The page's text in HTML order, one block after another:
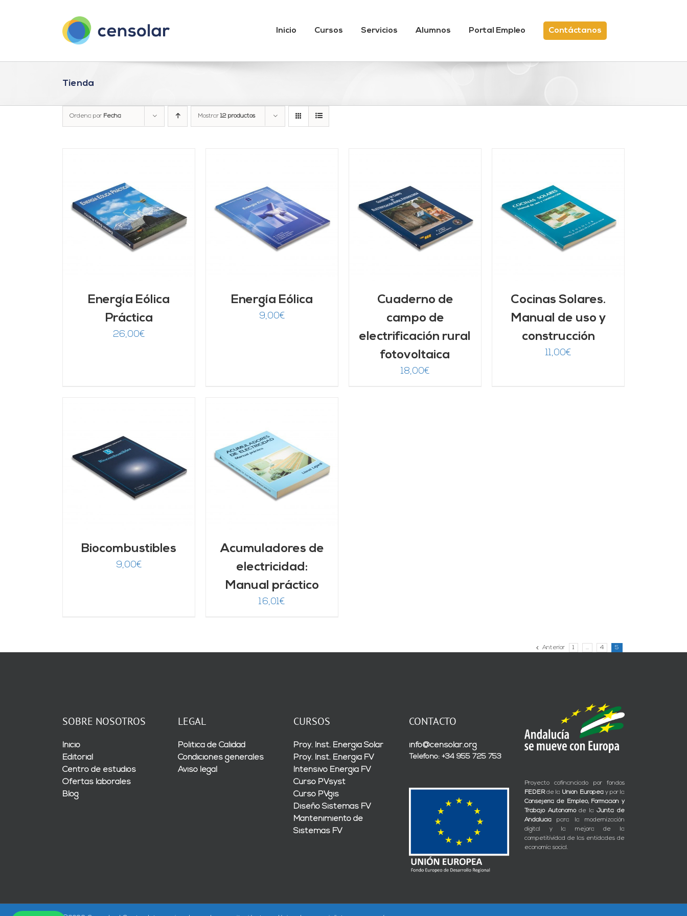
Inicio Cursos Servicios Alumnos Portal Empleo Contáctanos
Tienda
Ordena por Fecha Mostrar12 productos
Energía Eólica
Práctica
26,00€
AÑADIR AL CARRITO
/
DETALLES
Energía Eólica
9,00€
AÑADIR AL CARRITO
DETALLES
Cuaderno de
campo de
electrificación rural
fotovoltaica
18,00€
AÑADIR AL CARRITO
DETALLES
Cocinas Solares.
Manual de uso y
construcción
11,00€
Biocombustibles
9,00€
AÑADIR AL CARRITO
DETALLES
Acumuladores de
electricidad:
Manual práctico
16,01€
Anterior 1 … 4 5
SOBRE NOSOTROS
Inicio
Editorial
Centro de estudios
Ofertas laborales
Blog
LEGAL
Política de Calidad
Condiciones generales
Aviso legal
CURSOS
Proy. Inst. Energía Solar
Proy. Inst. Energía FV
Intensivo Energía FV
Curso PVsyst
Curso PVgis
Diseño Sistemas FV
Mantenimiento de
Sistemas FV
CONTACTO
info@censolar.org
Teléfono: +34 955 725 753
Proyecto cofinanciado por fondos
FEDERde la Unión Europeay por la
Consejería de Empleo, Formación y
Trabajo Autónomode laJunta de
Andalucía para la modernización
digital y la mejora de la
competitividad de las entidades de
economía social.